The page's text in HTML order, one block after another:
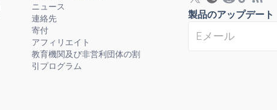
ニュース
連絡先
寄付
アフィリエイト
教育機関及び非営利団体の割
引プログラム
製品のアップデート